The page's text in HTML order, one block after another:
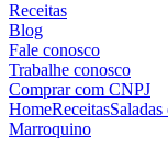
Receitas
Blog
Fale conosco
Trabalhe conosco
Comprar com CNPJ
HomeReceitas
Marroquino